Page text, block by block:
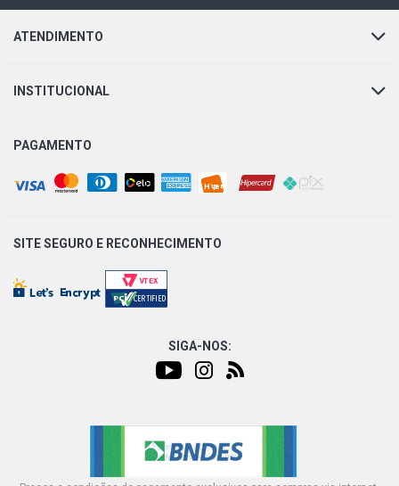
ATENDIMENTO
INSTITUCIONAL
PAGAMENTO
SITE SEGURO E RECONHECIMENTO
SIGA-NOS: